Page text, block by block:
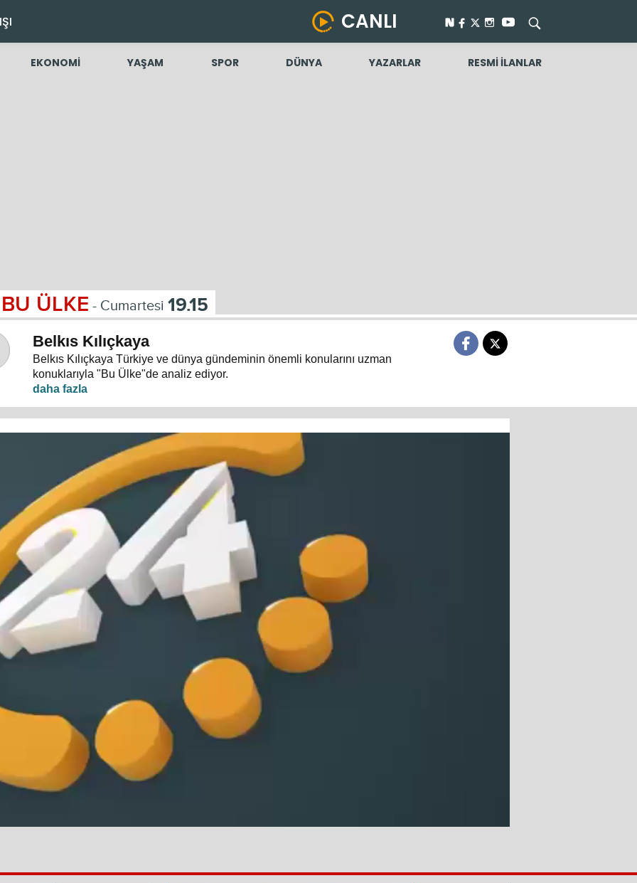
CANLI
EKONOMİ YAŞAM SPOR DÜNYA YAZARLAR RESMİ İLANLAR
BU ÜLKE - Cumartesi 19.15
Belkıs Kılıçkaya
Belkıs Kılıçkaya Türkiye ve dünya gündeminin önemli konularını uzman
konuklarıyla "Bu Ülke"de analiz ediyor.